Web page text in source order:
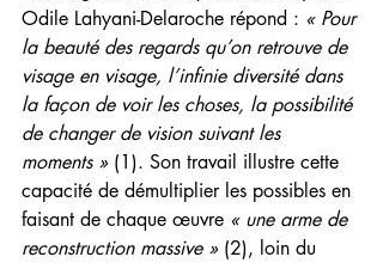
Odile Lahyani-Delaroche répond : « Pour
la beauté des regards qu’on retrouve de
visage en visage, l’infinie diversité dans
la façon de voir les choses, la possibilité
de changer de vision suivant les
moments » (1). Son travail illustre cette
capacité de démultiplier les possibles en
faisant de chaque œuvre « une arme de
reconstruction massive » (2), loin du